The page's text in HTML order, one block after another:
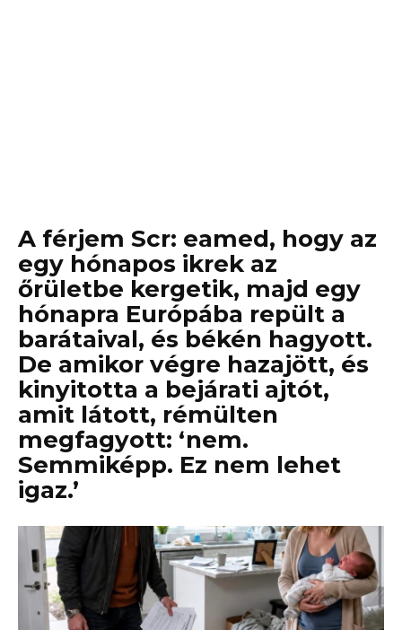
A férjem Scr: eamed, hogy az
egy hónapos ikrek az
őrületbe kergetik, majd egy
hónapra Európába repült a
barátaival, és békén hagyott.
De amikor végre hazajött, és
kinyitotta a bejárati ajtót,
amit látott, rémülten
megfagyott: ‘nem.
Semmiképp. Ez nem lehet
igaz.’